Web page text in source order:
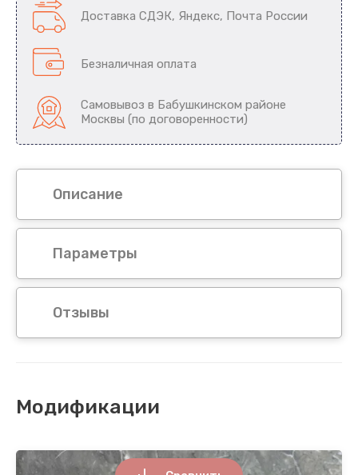
Доставка СДЭК, Яндекс, Почта России
Безналичная оплата
Самовывоз в Бабушкинском районе
Москвы (по договоренности)
Описание
Параметры
Отзывы
Модификации